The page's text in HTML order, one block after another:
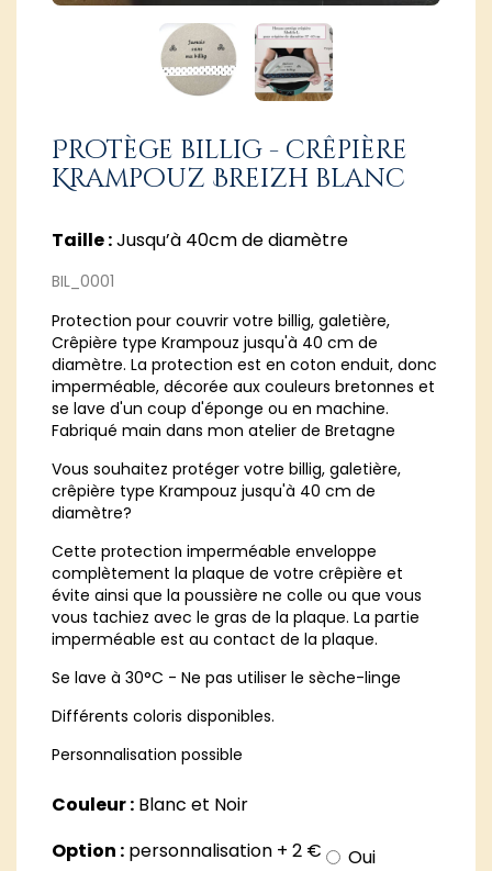
Protège billig - crêpière
Krampouz Breizh blanc
Taille :Jusqu’à 40cm de diamètre
BIL_0001
Protection pour couvrir votre billig, galetière,
Crêpière type Krampouz jusqu'à 40 cm de
diamètre. La protection est en coton enduit, donc
imperméable, décorée aux couleurs bretonnes et
se lave d'un coup d'éponge ou en machine.
Fabriqué main dans mon atelier de Bretagne
Vous souhaitez protéger votre billig, galetière,
crêpière type Krampouz jusqu'à 40 cm de
diamètre?
Cette protection imperméable enveloppe
complètement la plaque de votre crêpière et
évite ainsi que la poussière ne colle ou que vous
vous tachiez avec le gras de la plaque. La partie
imperméable est au contact de la plaque.
Se lave à 30°C - Ne pas utiliser le sèche-linge
Différents coloris disponibles.
Personnalisation possible
Couleur : Blanc et Noir
Option : personnalisation + 2 €
Oui